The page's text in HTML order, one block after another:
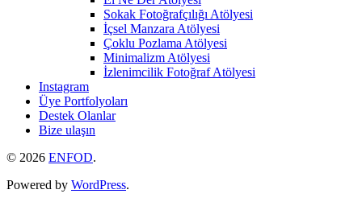
Sokak Fotoğrafçılığı Atölyesi
İçsel Manzara Atölyesi
Çoklu Pozlama Atölyesi
Minimalizm Atölyesi
İzlenimcilik Fotoğraf Atölyesi
Instagram
Üye Portfolyoları
Destek Olanlar
Bize ulaşın
© 2026 ENFOD.
Powered by WordPress.